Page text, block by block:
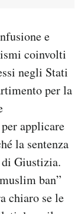
e
coinvolti
negli Stati
per la
applicare
la sentenza
Giustizia.
ban”
chiaro se le